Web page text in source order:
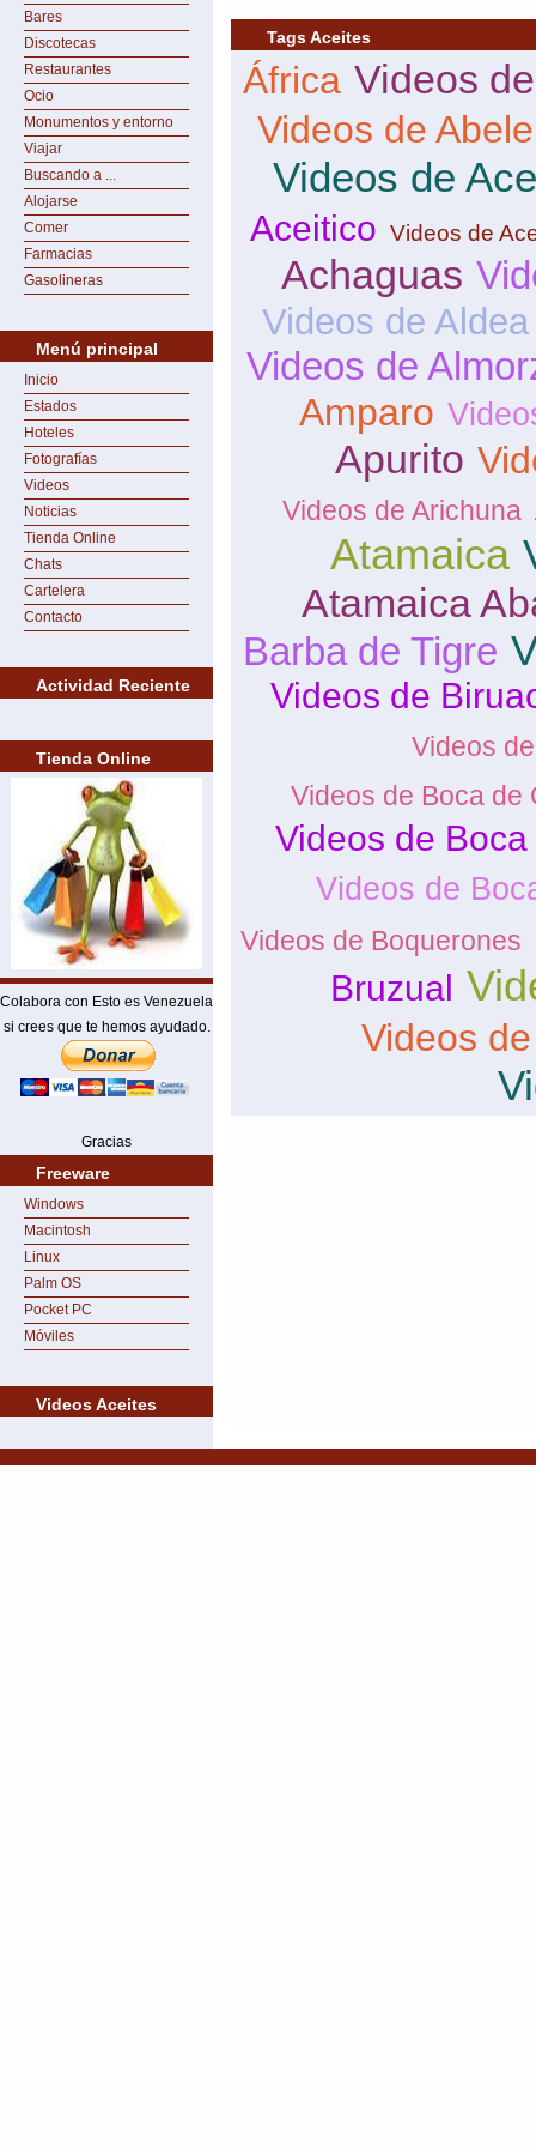
Bares
Discotecas
Restaurantes
Ocio
Monumentos y entorno
Viajar
Buscando a ...
Alojarse
Comer
Farmacias
Gasolineras
Menú principal
Inicio
Estados
Hoteles
Fotografías
Videos
Noticias
Tienda Online
Chats
Cartelera
Contacto
Actividad Reciente
Tienda Online
Colabora con Esto es Venezuela
si crees que te hemos ayudado.
Gracias
Freeware
Windows
Macintosh
Linux
Palm OS
Pocket PC
Móviles
Videos Aceites
Tags Aceites
África Videos
Videos de
Videos de
Aceitico Videos de
Achaguas
Videos de
Videos de
Amparo
Apurito
Videos de Arichuna
Atamaica
Atamaica
Barba de Tigre
Videos de
Videos
Videos de Boca de
Videos de
Videos de
Videos de Boquerones
Bruzual
Videos